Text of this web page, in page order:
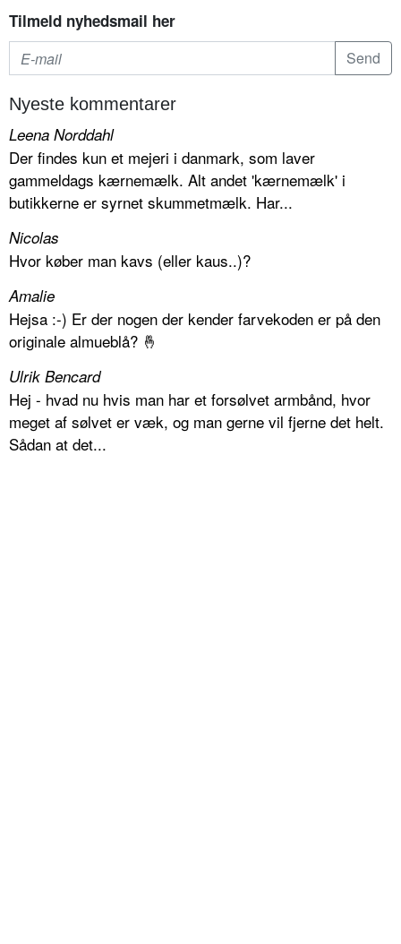
Tilmeld nyhedsmail her
Nyeste kommentarer
Leena Norddahl
Der findes kun et mejeri i danmark, som laver
gammeldags kærnemælk. Alt andet 'kærnemælk' i
butikkerne er syrnet skummetmælk. Har...
Nicolas
Hvor køber man kavs (eller kaus..)?
Amalie
Hejsa :-) Er der nogen der kender farvekoden er på den
originale almueblå? 🤞
Ulrik Bencard
Hej - hvad nu hvis man har et forsølvet armbånd, hvor
meget af sølvet er væk, og man gerne vil fjerne det helt.
Sådan at det...